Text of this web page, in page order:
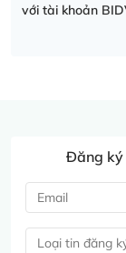
với tài khoản
Đăng ký
Loại tin đăng